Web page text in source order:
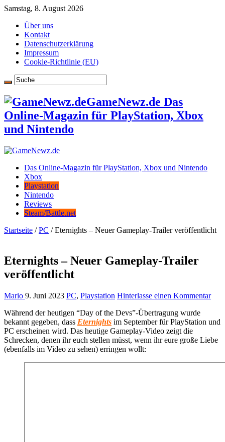
Samstag, 8. August 2026
Über uns
Kontakt
Datenschutzerklärung
Impressum
Cookie-Richtlinie (EU)
GameNewz.de Das
Online-Magazin für PlayStation, Xbox
und Nintendo
Das Online-Magazin für PlayStation, Xbox und Nintendo
Xbox
Playstation
Nintendo
Reviews
Steam/Battle.net
Startseite / PC / Eternights – Neuer Gameplay-Trailer veröffentlicht
Eternights – Neuer Gameplay-Trailer
veröffentlicht
Mario 9. Juni 2023 PC, Playstation Hinterlasse einen Kommentar
Während der heutigen “Day of the Devs”-Übertragung wurde
bekannt gegeben, dass Eternights im September für PlayStation und
PC erscheinen wird. Das heutige Gameplay-Video zeigt die
Schrecken, denen ihr euch stellen müsst, wenn ihr eure große Liebe
(ebenfalls im Video zu sehen) erringen wollt: